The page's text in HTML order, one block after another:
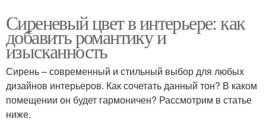
Сиреневый цвет в интерьере: как
добавить романтику и
изысканность
Сирень – современный и стильный выбор для любых
дизайнов интерьеров. Как сочетать данный тон? В каком
помещении он будет гармоничен? Рассмотрим в статье
ниже.